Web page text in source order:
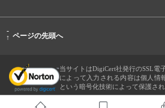
-
↑ ページの先頭へ
当サイトはDigiCert社発行のSSL電
によって入力される内容は個人情
という暗号化技術によって保護され